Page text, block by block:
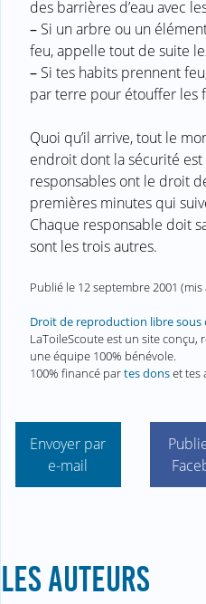
des barrières d’eau avec
– Si un arbre ou un
feu, appelle tout de suite
– Si tes habits prennent
par terre pour étouffer les
Quoi qu’il arrive, tout le
endroit dont la sécurité
responsables ont le droit
premières minutes qui
Chaque responsable doit
sont les trois autres.
Publié le 12 septembre 2001 (mis
Droit de reproduction libre
LaToileScoute est un site
une équipe 100% bénévole.
100% financé partes donset tes
Envoyer par
e-mail
LES AUTEURS